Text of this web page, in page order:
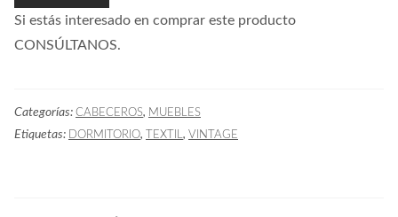
Si estás interesado en comprar este producto
CONSÚLTANOS.
Categorías: CABECEROS, MUEBLES
Etiquetas: DORMITORIO, TEXTIL, VINTAGE